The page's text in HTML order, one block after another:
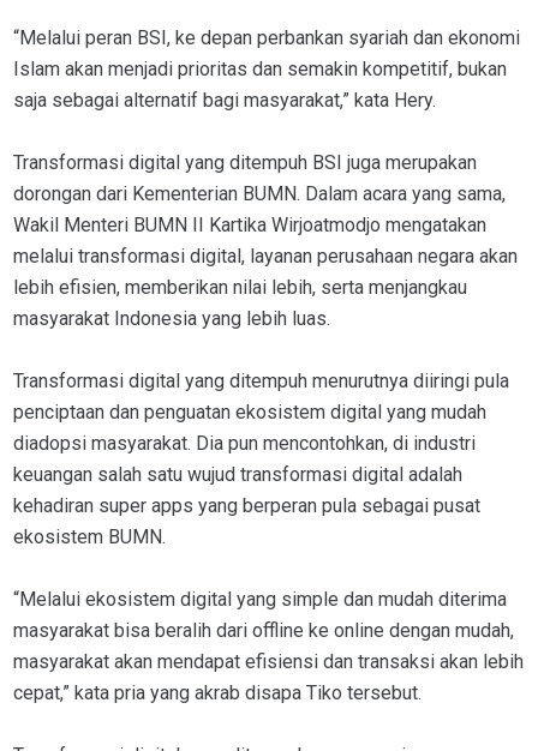
“Melalui peran BSI, ke depan perbankan syariah dan ekonomi
Islam akan menjadi prioritas dan semakin kompetitif, bukan
saja sebagai alternatif bagi masyarakat,” kata Hery.
Transformasi digital yang ditempuh BSI juga merupakan
dorongan dari Kementerian BUMN. Dalam acara yang sama,
Wakil Menteri BUMN II Kartika Wirjoatmodjo mengatakan
melalui transformasi digital, layanan perusahaan negara akan
lebih efisien, memberikan nilai lebih, serta menjangkau
masyarakat Indonesia yang lebih luas.
Transformasi digital yang ditempuh menurutnya diiringi pula
penciptaan dan penguatan ekosistem digital yang mudah
diadopsi masyarakat. Dia pun mencontohkan, di industri
keuangan salah satu wujud transformasi digital adalah
kehadiran super apps yang berperan pula sebagai pusat
ekosistem BUMN.
“Melalui ekosistem digital yang simple dan mudah diterima
masyarakat bisa beralih dari offline ke online dengan mudah,
masyarakat akan mendapat efisiensi dan transaksi akan lebih
cepat,” kata pria yang akrab disapa Tiko tersebut.